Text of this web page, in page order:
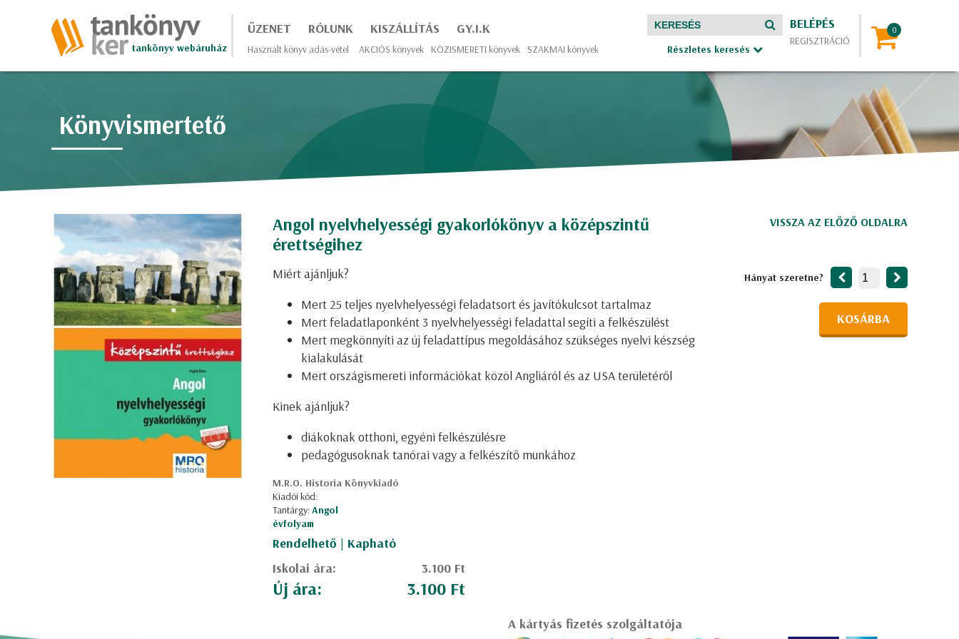
tankönyv webáruház
ÜZENET RÓLUNK KISZÁLLÍTÁS GY.I.K
Használt könyv adás-vétel AKCIÓS könyvek KÖZISMERETI könyvek SZAKMAI könyvek Részletes keresés
BELÉPÉS
REGISZTRÁCIÓ
Könyvismertető
Angol nyelvhelyességi gyakorlókönyv a középszintű
érettségihez
Miért ajánljuk?
Mert 25 teljes nyelvhelyességi feladatsort és javítókulcsot tartalmaz
Mert feladatlaponként 3 nyelvhelyességi feladattal segíti a felkészülést
Mert megkönnyíti az új feladattípus megoldásához szükséges nyelvi készség
kialakulását
Mert országismereti információkat közöl Angliáról és az USA területéről
Kinek ajánljuk?
diákoknak otthoni, egyéni felkészülésre
pedagógusoknak tanórai vagy a felkészítő munkához
M.R.O. Historia Könyvkiadó
Kiadói kód:
Tantárgy:Angol
évfolyam
Rendelhető | Kapható
Iskolai ára:
3.100 Ft
Új ára: 3.100 Ft
VISSZA AZ ELŐZŐ OLDALRA
Hányat szeretne?
KOSÁRBA
A kártyás fizetés szolgáltatója